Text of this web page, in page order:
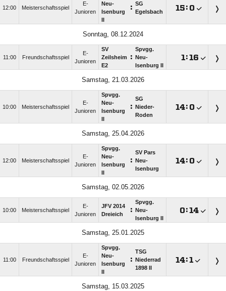
12:00 Meisterschaftsspiel
E-
Junioren
Neu-
Isenburg
: SG
Egelsbach
: 
Sonntag, 08.12.2024
11:00 Freundschaftsspiel
E-
Junioren
SV
Zeilsheim
E2
:
Spvgg.
Neu-
Isenburg II
:
Samstag, 21.03.2026
10:00 Meisterschaftsspiel
E-
Junioren
Spvgg.
Neu-
Isenburg
:
SG
Nieder-
Roden
: 
Samstag, 25.04.2026
12:00 Meisterschaftsspiel
E-
Junioren
Spvgg.
Neu-
Isenburg
:
SV Pars
Neu-
Isenburg
: 
Samstag, 02.05.2026
10:00 Meisterschaftsspiel
E-
Junioren
JFV 2014
Dreieich
:
Spvgg.
Neu-
Isenburg II
:
Samstag, 25.01.2025
11:00 Freundschaftsspiel
E-
Junioren
Spvgg.
Neu-
Isenburg
:
TSG
Niederrad
1898 II
:
Samstag, 15.03.2025